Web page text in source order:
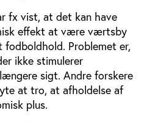
fx vist, at det kan have
effekt at være værtsby
Problemet er,
ikke stimulerer
sigt. Andre forskere
at tro, at afholdelse af
plus.